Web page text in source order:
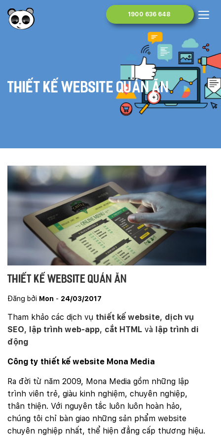
1900 636 648
Thiết kế website quán ăn
Thiết kế website quán ăn
Đăng bởi Mon - 24/03/2017
Tham khảo các dịch vụ thiết kế website, dịch vụ
SEO, lập trình web-app, cắt HTML và lập trình di
động
Công ty thiết kế website Mona Media
Ra đời từ năm 2009, Mona Media gồm những lập
trình viên trẻ, giàu kinh nghiệm, chuyên nghiệp,
thân thiện. Với nguyên tắc luôn luôn hoàn hảo,
chúng tôi chỉ bàn giao những sản phẩm website
chuyên nghiệp nhất, thể hiện đẳng cấp thương hiệu.